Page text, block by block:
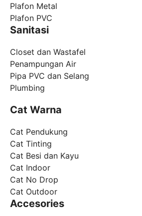
Plafon Metal
Plafon PVC
Sanitasi
Closet dan Wastafel
Penampungan Air
Pipa PVC dan Selang
Plumbing
Cat Warna
Cat Pendukung
Cat Tinting
Cat Besi dan Kayu
Cat Indoor
Cat No Drop
Cat Outdoor
Accesories